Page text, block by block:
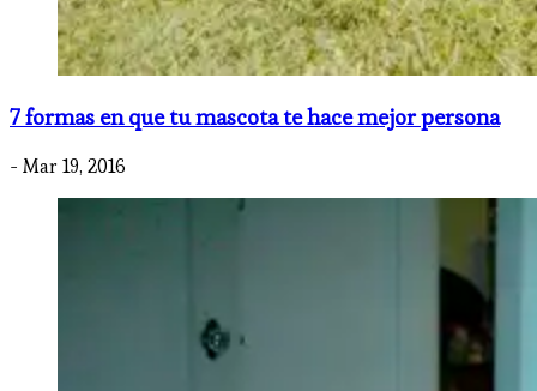
7 formas en que tu mascota te hace mejor persona
- Mar 19, 2016